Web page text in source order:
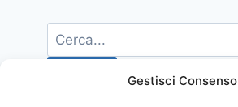
Gestisci Consenso